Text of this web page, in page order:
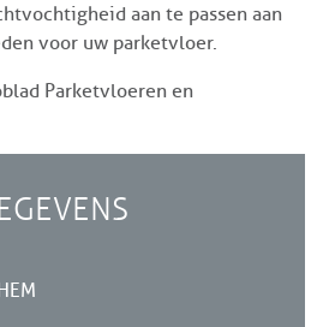
aan te passen aan
voor uw parketvloer.
Parketvloeren en